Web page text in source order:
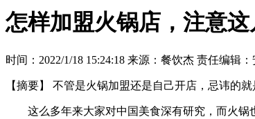
怎样加盟火锅店，注意这
时间：2022/1/18 15:24:18 来源：餐饮杰 责任编辑：
【摘要】 不管是火锅加盟还是自己开店，忌讳的
这么多年来大家对中国美食深有研究，而火